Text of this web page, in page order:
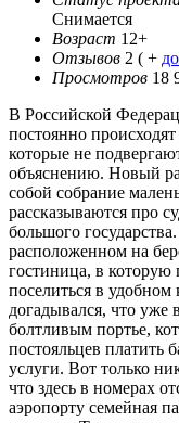
Снимается
Возраст 12+
Отзывов 2 ( +
Просмотров 18
В Российской
постоянно
которые не
объяснению. Новый
собой собрание
рассказываются про
большого
расположенном на
гостиница, в
поселиться в
догадывался, что уже
болтливым портье,
постояльцев платить
услуги. Вот только
что здесь в номерах
аэропорту семейная